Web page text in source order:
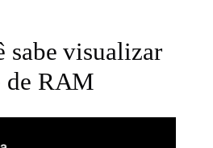
sabe visualizar
de RAM